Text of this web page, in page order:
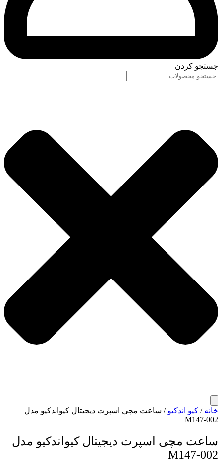
جستجو کردن
خانه / کیو اندکیو / ساعت مچی اسپرت دیجیتال کیواندکیو مدل
M147-002
ساعت مچی اسپرت دیجیتال کیواندکیو مدل
M147-002